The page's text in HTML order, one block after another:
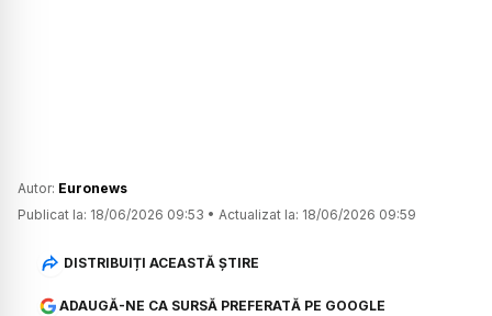
Autor: Euronews
Publicat la: 18/06/2026 09:53 • Actualizat la: 18/06/2026 09:59
DISTRIBUIȚI ACEASTĂ ȘTIRE
ADAUGĂ-NE CA SURSĂ PREFERATĂ PE GOOGLE